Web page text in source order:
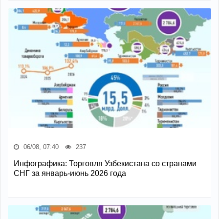
06/08, 07:40 237
Инфографика: Торговля Узбекистана со странами
СНГ за январь-июнь 2026 года